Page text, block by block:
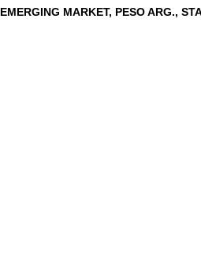
EMERGING MARKET PESO ARG.